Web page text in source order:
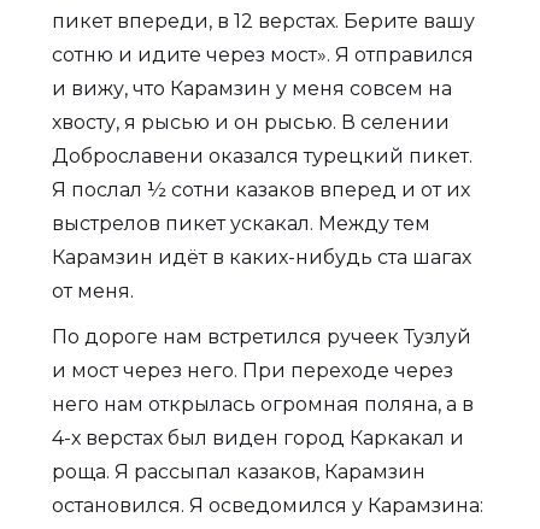
пикет впереди, в 12 верстах. Берите вашу
сотню и идите через мост». Я отправился
и вижу, что Карамзин у меня совсем на
хвосту, я рысью и он рысью. В селении
Доброславени оказался турецкий пикет.
Я послал ½ сотни казаков вперед и от их
выстрелов пикет ускакал. Между тем
Карамзин идёт в каких-нибудь ста шагах
от меня.
По дороге нам встретился ручеек Тузлуй
и мост через него. При переходе через
него нам открылась огромная поляна, а в
4-х верстах был виден город Каркакал и
роща. Я рассыпал казаков, Карамзин
остановился. Я осведомился у Карамзина: